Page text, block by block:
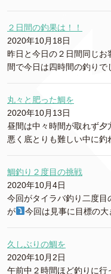
２日間の釣果は！！
2020年10月18日
昨日と今日の２日間同じ
間で今日は四時間の釣り
丸々と肥った鯛を
2020年10月13日
昼間は中々時間が取れず
悪く底とりも難しい中に
鯛釣り２度目の挑戦
2020年10月4日
今回がタイラバ釣り二度目
が
今回は見事に目標の
久しぶりの鯛を
2020年10月2日
午前中２時間ほど釣りに